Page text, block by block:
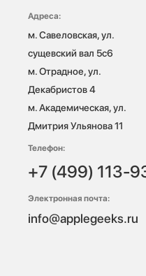
Адреса:
м. Савеловская, ул.
сущевский вал 5с6
м. Отрадное, ул.
Декабристов 4
м. Академическая, ул.
Дмитрия Ульянова 11
Телефон:
+7 (499) 113-
Электронная почта:
info@applegeeks.ru